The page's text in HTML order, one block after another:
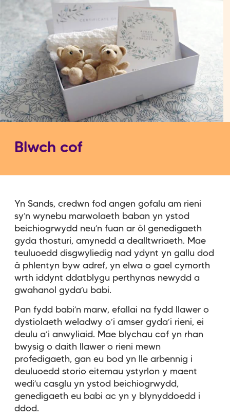
Blwch cof
Yn Sands, credwn fod angen gofalu am rieni
sy’n wynebu marwolaeth baban yn ystod
beichiogrwydd neu’n fuan ar ôl genedigaeth
gyda thosturi, amynedd a dealltwriaeth. Mae
teuluoedd disgwyliedig nad ydynt yn gallu dod
â phlentyn byw adref, yn elwa o gael cymorth
wrth iddynt ddatblygu perthynas newydd a
gwahanol gyda’u babi.
Pan fydd babi’n marw, efallai na fydd llawer o
dystiolaeth weladwy o’i amser gyda’i rieni, ei
deulu a’i anwyliaid. Mae blychau cof yn rhan
bwysig o daith llawer o rieni mewn
profedigaeth, gan eu bod yn lle arbennig i
deuluoedd storio eitemau ystyrlon y maent
wedi’u casglu yn ystod beichiogrwydd,
genedigaeth eu babi ac yn y blynyddoedd i
ddod.